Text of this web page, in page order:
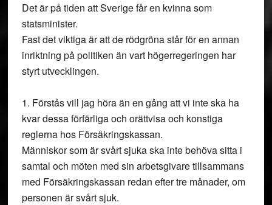
Det är på tiden att Sverige får en kvinna som
statsminister.
Fast det viktiga är att de rödgröna står för en annan
inriktning på politiken än vart högerregeringen har
styrt utvecklingen.
1. Förstås vill jag höra än en gång att vi inte ska ha
kvar dessa förfärliga och orättvisa och konstiga
reglerna hos Försäkringskassan.
Människor som är svårt sjuka ska inte behöva sitta i
samtal och möten med sin arbetsgivare tillsammans
med Försäkringskassan redan efter tre månader, om
personen är svårt sjuk.